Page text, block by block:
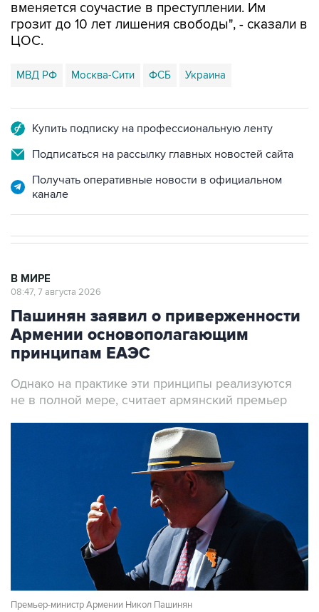
вменяется соучастие в преступлении. Им
грозит до 10 лет лишения свободы", - сказали в
ЦОС.
МВД РФ Москва-Сити ФСБ Украина
Купить подписку на профессиональную ленту
Подписаться на рассылку главных новостей сайта
Получать оперативные новости в официальном
канале
В МИРЕ
08:47, 7 августа 2026
Пашинян заявил о приверженности
Армении основополагающим
принципам ЕАЭС
Однако на практике эти принципы реализуются
не в полной мере, считает армянский премьер
Премьер-министр Армении Никол Пашинян